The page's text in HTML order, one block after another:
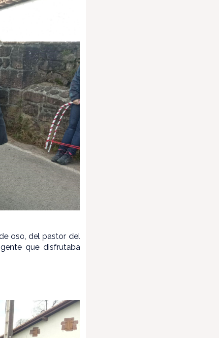
oso, del pastor del
que disfrutaba